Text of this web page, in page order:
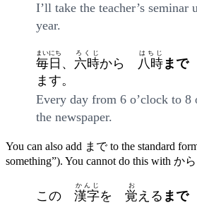
I’ll take the teacher’s
year.
毎日
まいにち
、 六時
ろくじ
から 八時
はちじ
まで
ます。
Every day from 6 o’clock to 8
the newspaper.
You can also add まで to the standard
something”). You cannot do this with か
この 漢字
かんじ
を 覚
お
える まで